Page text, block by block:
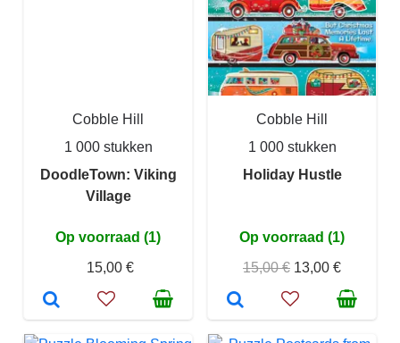
Cobble Hill
1 000 stukken
DoodleTown: Viking
Village
Op voorraad (1)
15,00 €
Cobble Hill
1 000 stukken
Holiday Hustle
Op voorraad (1)
15,00 € 13,00 €